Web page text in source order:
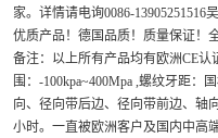
家。详情请电询0086-13905251516
优质产品！德国品质！质量保证！
备注：以上所有产品均有欧洲CE
围：-100kpa~400Mpa ,螺纹牙距：
向、径向带后边、径向带前边、轴
小时。一直被欧洲客户及国内中高